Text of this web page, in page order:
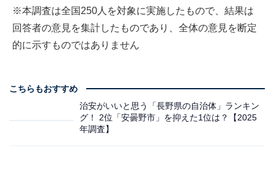
※本調査は全国250人を対象に実施したもので、結果は
回答者の意見を集計したものであり、全体の意見を断定
的に示すものではありません
こちらもおすすめ
治安がいいと思う「長野県の自治体」ランキン
グ！ 2位「安曇野市」を抑えた1位は？【2025
年調査】